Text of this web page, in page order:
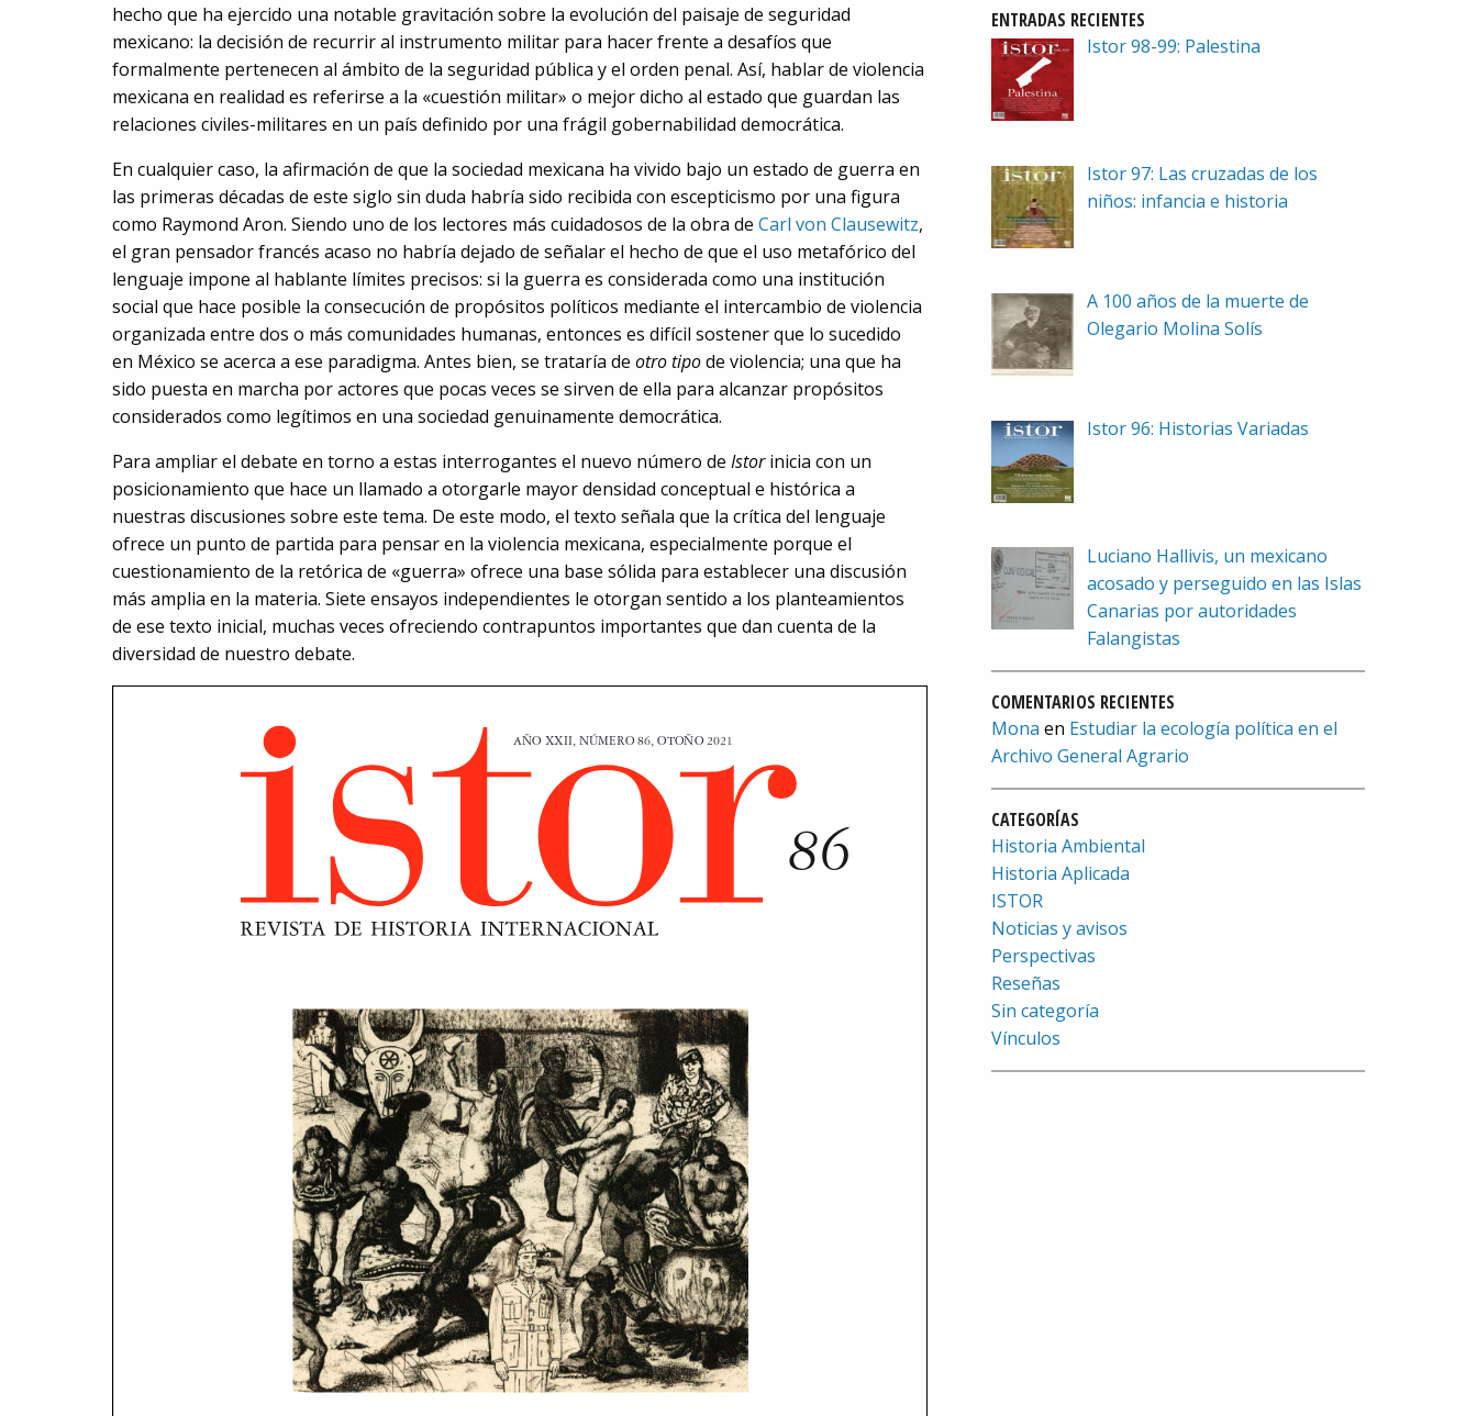
hecho que ha ejercido una notable gravitación sobre la evolución del paisaje de seguridad
mexicano: la decisión de recurrir al instrumento militar para hacer frente a desafíos que
formalmente pertenecen al ámbito de la seguridad pública y el orden penal. Así, hablar de violencia
mexicana en realidad es referirse a la «cuestión militar» o mejor dicho al estado que guardan las
relaciones civiles-militares en un país definido por una frágil gobernabilidad democrática.
En cualquier caso, la afirmación de que la sociedad mexicana ha vivido bajo un estado de guerra en
las primeras décadas de este siglo sin duda habría sido recibida con escepticismo por una figura
como Raymond Aron. Siendo uno de los lectores más cuidadosos de la obra de Carl von Clausewitz,
el gran pensador francés acaso no habría dejado de señalar el hecho de que el uso metafórico del
lenguaje impone al hablante límites precisos: si la guerra es considerada como una institución
social que hace posible la consecución de propósitos políticos mediante el intercambio de violencia
organizada entre dos o más comunidades humanas, entonces es difícil sostener que lo sucedido
en México se acerca a ese paradigma. Antes bien, se trataría de otro tipode violencia; una que ha
sido puesta en marcha por actores que pocas veces se sirven de ella para alcanzar propósitos
considerados como legítimos en una sociedad genuinamente democrática.
Para ampliar el debate en torno a estas interrogantes el nuevo número de Istorinicia con un
posicionamiento que hace un llamado a otorgarle mayor densidad conceptual e histórica a
nuestras discusiones sobre este tema. De este modo, el texto señala que la crítica del lenguaje
ofrece un punto de partida para pensar en la violencia mexicana, especialmente porque el
cuestionamiento de la retórica de «guerra» ofrece una base sólida para establecer una discusión
más amplia en la materia. Siete ensayos independientes le otorgan sentido a los planteamientos
de ese texto inicial, muchas veces ofreciendo contrapuntos importantes que dan cuenta de la
diversidad de nuestro debate.
ENTRADAS RECIENTES
Istor 98-99: Palestina
Istor 97: Las cruzadas de los
niños: infancia e historia
A 100 años de la muerte de
Olegario Molina Solís
Istor 96: Historias Variadas
Luciano Hallivis, un mexicano
acosado y perseguido en las Islas
Canarias por autoridades
Falangistas
COMENTARIOS RECIENTES
Mona en Estudiar la ecología política en el
Archivo General Agrario
CATEGORÍAS
Historia Ambiental
Historia Aplicada
ISTOR
Noticias y avisos
Perspectivas
Reseñas
Sin categoría
Vínculos